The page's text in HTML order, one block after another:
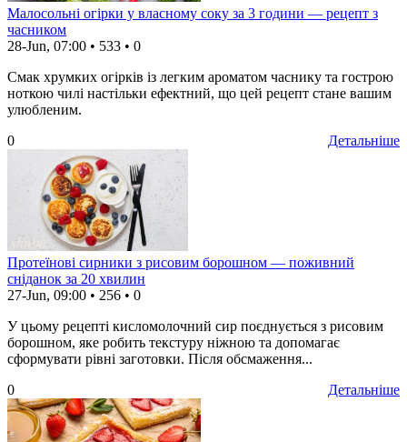
Малосольні огірки у власному соку за 3 години — рецепт з
часником
28-Jun, 07:00 • 533 • 0
Смак хрумких огірків із легким ароматом часнику та гострою
ноткою чилі настільки ефектний, що цей рецепт стане вашим
улюбленим.
Детальніше
0
Протеїнові сирники з рисовим борошном — поживний
сніданок за 20 хвилин
27-Jun, 09:00 • 256 • 0
У цьому рецепті кисломолочний сир поєднується з рисовим
борошном, яке робить текстуру ніжною та допомагає
сформувати рівні заготовки. Після обсмаження...
Детальніше
0